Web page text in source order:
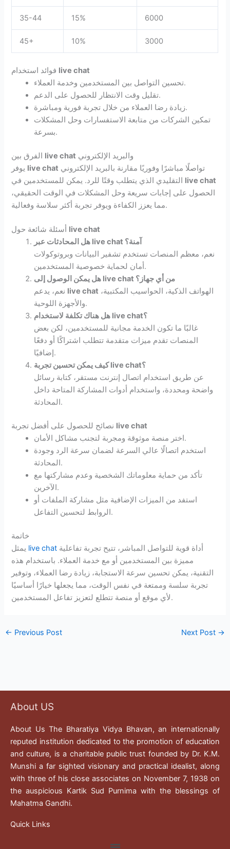
35-44 15% 6000
45+ 10% 3000
live chat
تحسين التواصل بين المستخدمين وخدمة العملاء.
تقليل وقت الانتظار للحصول على الدعم.
زيادة رضا العملاء من خلال تجربة فورية ومباشرة.
تمكين الشركات من متابعة الاستفسارات وحل المشكلات
بسرعة.
live chat والبريد الإلكتروني
live chat
live chat
الحصول على إجابات سريعة وحل المشكلات في الوقت الحقيقي،
مما يعزز الكفاءة ويوفر تجربة أكثر سلاسة وفعالية.
live chat
live chat آمنة؟
نعم، معظم المنصات تستخدم تشفير البيانات وبروتوكولات
أمان لحماية خصوصية المستخدمين.
live chat من أي جهاز؟
live chat
والأجهزة اللوحية.
live chat؟
غالبًا ما تكون الخدمة مجانية للمستخدمين، لكن بعض
المنصات تقدم ميزات متقدمة تتطلب اشتراكًا أو دفعًا
إضافيًا.
كيف يمكن تحسين تجربةlive chat؟
عن طريق استخدام اتصال إنترنت مستقر، كتابة رسائل
واضحة ومحددة، واستخدام أدوات المشاركة المتاحة داخل
المحادثة.
live chat
اختر منصة موثوقة ومجربة لتجنب مشاكل الأمان.
استخدم اتصالًا عالي السرعة لضمان سرعة الرد وجودة
المحادثة.
تأكد من حماية معلوماتك الشخصية وعدم مشاركتها مع
الآخرين.
استفد من الميزات الإضافية مثل مشاركة الملفات أو
الروابط لتحسين التفاعل.
خاتمة
live chat
مميزة بين المستخدمين أو مع خدمة العملاء. باستخدام هذه
التقنية، يمكن تحسين سرعة الاستجابة، زيادة رضا العملاء، وتوفير
تجربة سلسة وممتعة في نفس الوقت، مما يجعلها خيارًا أساسيًا
لأي موقع أو منصة تتطلع لتعزيز تفاعل المستخدمين.
← Previous Post Next Post →
About US
About Us The Bharatiya Vidya Bhavan, an internationally
reputed institution dedicated to the promotion of education
and culture, is a charitable public trust founded by Dr. K.M.
Munshi a far sighted visionary and practical idealist, along
with three of his close associates on November 7, 1938 on
the auspicious Kartik Sud Purnima with the blessings of
Mahatma Gandhi.
Quick Links
Menu